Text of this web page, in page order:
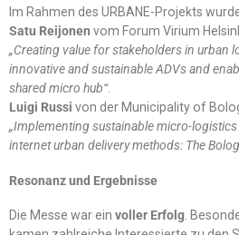
Im Rahmen des URBANE-Projekts
Satu Reijonen vom Forum Virium
„Creating value for stakeholders in urban
innovative and sustainable ADVs and
shared micro hub“.
Luigi Russi von der Municipality of
„Implementing sustainable micro-
internet urban delivery methods: The
Resonanz und Ergebnisse
Die Messe war ein voller Erfolg.